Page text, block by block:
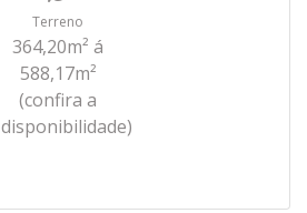
Terreno
364,20m² á
588,17m²
(confira a
disponibilidade)